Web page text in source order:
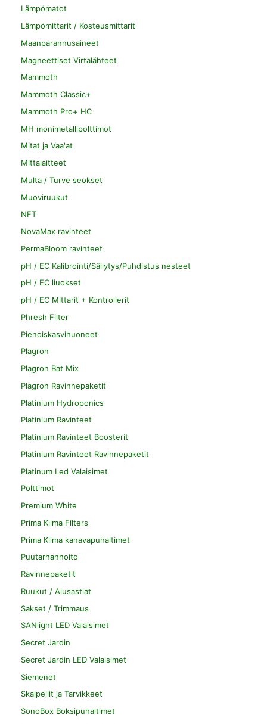
Lämpömatot
Lämpömittarit / Kosteusmittarit
Maanparannusaineet
Magneettiset Virtalähteet
Mammoth
Mammoth Classic+
Mammoth Pro+ HC
MH monimetallipolttimot
Mitat ja Vaa'at
Mittalaitteet
Multa / Turve seokset
Muoviruukut
NFT
NovaMax ravinteet
PermaBloom ravinteet
pH / EC Kalibrointi/Säilytys/Puhdistus nesteet
pH / EC liuokset
pH / EC Mittarit + Kontrollerit
Phresh Filter
Pienoiskasvihuoneet
Plagron
Plagron Bat Mix
Plagron Ravinnepaketit
Platinium Hydroponics
Platinium Ravinteet
Platinium Ravinteet Boosterit
Platinium Ravinteet Ravinnepaketit
Platinum Led Valaisimet
Polttimot
Premium White
Prima Klima Filters
Prima Klima kanavapuhaltimet
Puutarhanhoito
Ravinnepaketit
Ruukut / Alusastiat
Sakset / Trimmaus
SANlight LED Valaisimet
Secret Jardin
Secret Jardin LED Valaisimet
Siemenet
Skalpellit ja Tarvikkeet
SonoBox Boksipuhaltimet